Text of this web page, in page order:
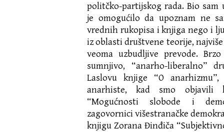
politčko-partijskog rada. Bio sam
je omogućilo da upoznam ne
vrednih rukopisa i knjiga nego i
iz oblasti društvene teorije,
veoma uzbudljive prevode.
sumnjivo, “anarho-liberalno”
Laslovu knjige “O
anarhiste, kad smo objavili
“Mogućnosti slobode i
zagovornici višestranačke
knjigu Zorana Đinđiča